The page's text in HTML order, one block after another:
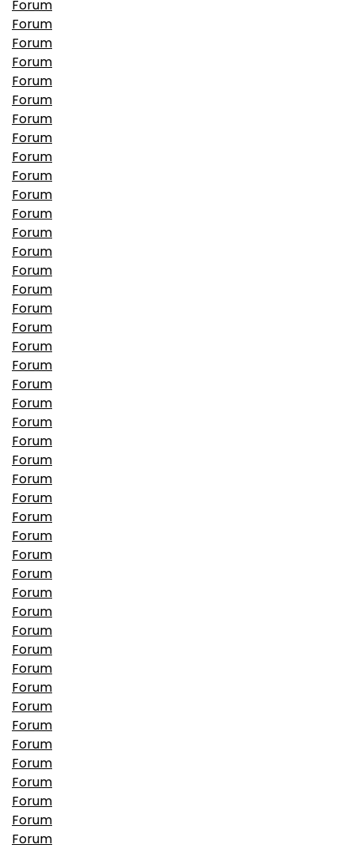
Forum
Forum
Forum
Forum
Forum
Forum
Forum
Forum
Forum
Forum
Forum
Forum
Forum
Forum
Forum
Forum
Forum
Forum
Forum
Forum
Forum
Forum
Forum
Forum
Forum
Forum
Forum
Forum
Forum
Forum
Forum
Forum
Forum
Forum
Forum
Forum
Forum
Forum
Forum
Forum
Forum
Forum
Forum
Forum
Forum